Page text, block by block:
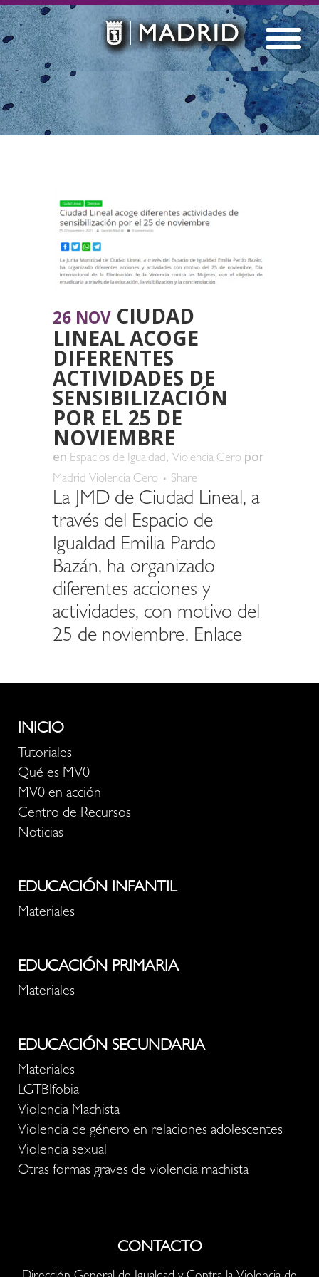
26 NOV CIUDAD
LINEAL ACOGE
DIFERENTES
ACTIVIDADES DE
SENSIBILIZACIÓN
POR EL 25 DE
NOVIEMBRE
en Espacios de Igualdad, Violencia Cero por
Madrid Violencia Cero Share
La JMD de Ciudad Lineal, a
través del Espacio de
Igualdad Emilia Pardo
Bazán, ha organizado
diferentes acciones y
actividades, con motivo del
25 de noviembre. Enlace
INICIO
Tutoriales
Qué es MV0
MV0 en acción
Centro de Recursos
Noticias
EDUCACIÓN INFANTIL
Materiales
EDUCACIÓN PRIMARIA
Materiales
EDUCACIÓN SECUNDARIA
Materiales
LGTBIfobia
Violencia Machista
Violencia de género en relaciones adolescentes
Violencia sexual
Otras formas graves de violencia machista
CONTACTO